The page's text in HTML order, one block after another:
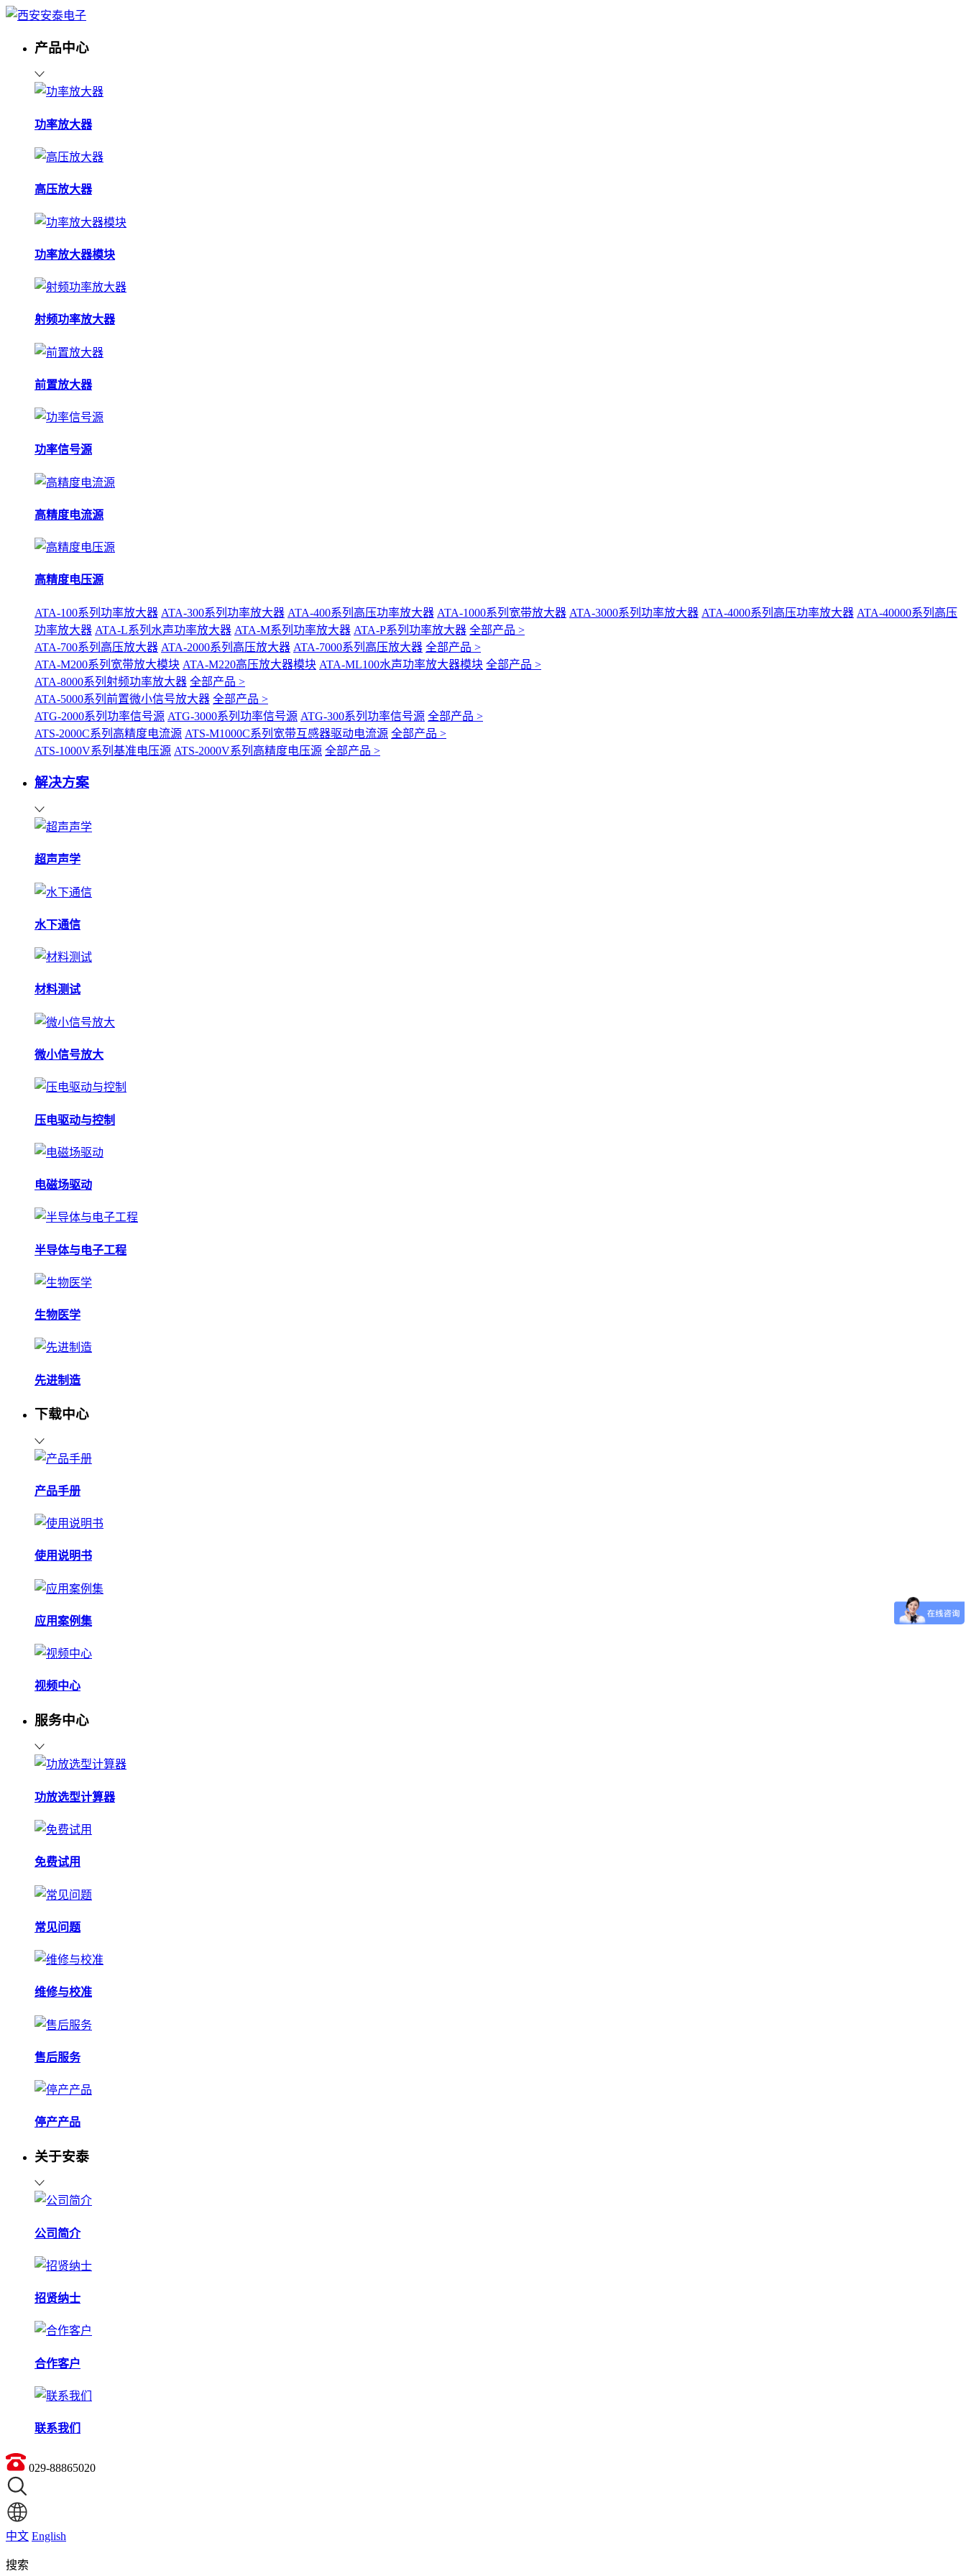
产品中心
功率放大器
高压放大器
功率放大器模块
射频功率放大器
前置放大器
功率信号源
高精度电流源
高精度电压源
ATA-100系列功率放大器 ATA-300系列功率放大器 ATA-400系列高压功率放大器 ATA-1000系列宽带放大器 ATA-3000系列功率放大器 ATA-4000系列高压功率放大器 ATA-40000系列高压
功率放大器 ATA-L系列水声功率放大器 ATA-M系列功率放大器 ATA-P系列功率放大器 全部产品 >
ATA-700系列高压放大器 ATA-2000系列高压放大器 ATA-7000系列高压放大器 全部产品 >
ATA-M200系列宽带放大模块 ATA-M220高压放大器模块 ATA-ML100水声功率放大器模块 全部产品 >
ATA-8000系列射频功率放大器 全部产品 >
ATA-5000系列前置微小信号放大器 全部产品 >
ATG-2000系列功率信号源 ATG-3000系列功率信号源 ATG-300系列功率信号源 全部产品 >
ATS-2000C系列高精度电流源 ATS-M1000C系列宽带互感器驱动电流源 全部产品 >
ATS-1000V系列基准电压源 ATS-2000V系列高精度电压源 全部产品 >
解决方案
超声声学
水下通信
材料测试
微小信号放大
压电驱动与控制
电磁场驱动
半导体与电子工程
生物医学
先进制造
下载中心
产品手册
使用说明书
应用案例集
视频中心
服务中心
功放选型计算器
免费试用
常见问题
维修与校准
售后服务
停产产品
关于安泰
公司简介
招贤纳士
合作客户
联系我们
029-88865020
中文 English
搜索